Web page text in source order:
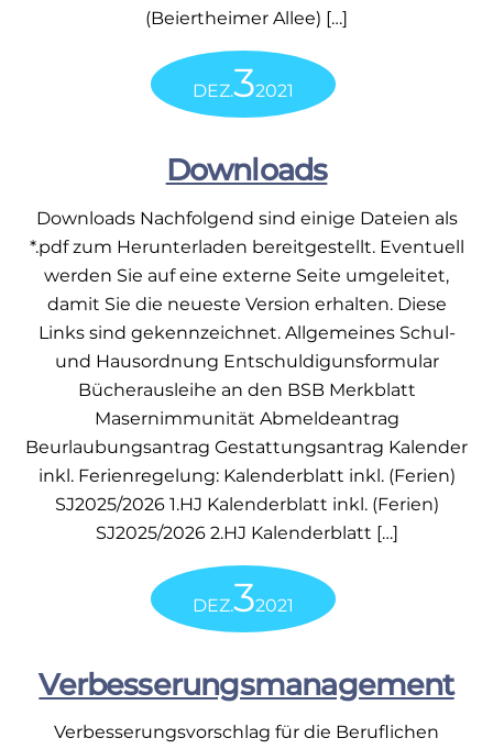
(Beiertheimer Allee) […]
DEZ.32021
Downloads
Downloads Nachfolgend sind einige Dateien als
*.pdf zum Herunterladen bereitgestellt. Eventuell
werden Sie auf eine externe Seite umgeleitet,
damit Sie die neueste Version erhalten. Diese
Links sind gekennzeichnet. Allgemeines Schul-
und Hausordnung Entschuldigunsformular
Bücherausleihe an den BSB Merkblatt
Masernimmunität Abmeldeantrag
Beurlaubungsantrag Gestattungsantrag Kalender
inkl. Ferienregelung: Kalenderblatt inkl. (Ferien)
SJ2025/2026 1.HJ Kalenderblatt inkl. (Ferien)
SJ2025/2026 2.HJ Kalenderblatt […]
DEZ.32021
Verbesserungsmanagement
Verbesserungsvorschlag für die Beruflichen